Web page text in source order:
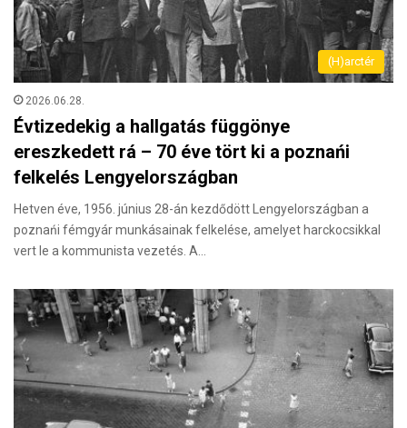
(H)arctér
2026.06.28.
Évtizedekig a hallgatás függönye
ereszkedett rá – 70 éve tört ki a poznańi
felkelés Lengyelországban
Hetven éve, 1956. június 28-án kezdődött Lengyelországban a
poznańi fémgyár munkásainak felkelése, amelyet harckocsikkal
vert le a kommunista vezetés. A…